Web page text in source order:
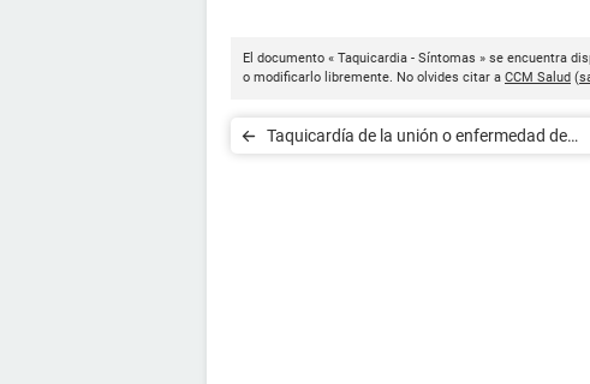
El documento « Taquicardia - Síntomas » se encuentra
o modificarlo libremente. No olvides citar a CCM Salud (
Taquicardía de la unión o enfermedad de